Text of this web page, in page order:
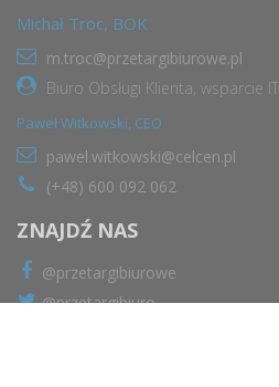
Michał Troc, BOK
m.troc@przetargibiurowe.pl
Biuro Obsługi Klienta, wsparcie
Paweł Witkowski, CEO
pawel.witkowski@celcen.pl
(+48) 600 092 062
ZNAJDŹ NAS
@przetargibiurowe
@przetargibiuro